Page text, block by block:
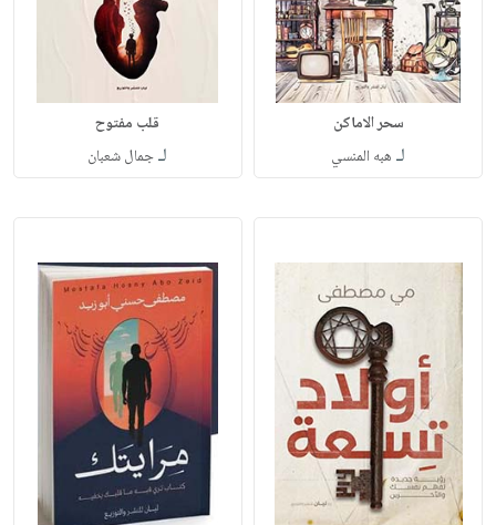
سحر الاماكن
لـ هبه المنسي
قلب مفتوح
لـجمال شعبان